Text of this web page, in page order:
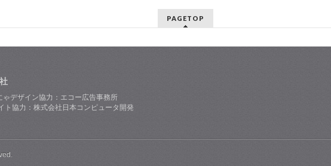
PAGETOP
ゃデザイン協力：エコー広告事務所
ト協力：株式会社日本コンピュータ開発